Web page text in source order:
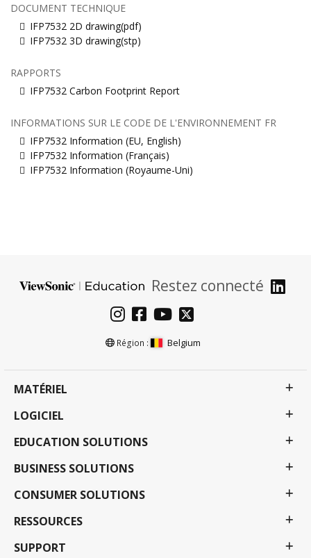
DOCUMENT TECHNIQUE
IFP7532 2D drawing(pdf)
IFP7532 3D drawing(stp)
RAPPORTS
IFP7532 Carbon Footprint Report
INFORMATIONS SUR LE CODE DE L'ENVIRONNEMENT FR
IFP7532 Information (EU, English)
IFP7532 Information (Français)
IFP7532 Information (Royaume-Uni)
Restez connecté
Région : Belgium
MATÉRIEL
LOGICIEL
EDUCATION SOLUTIONS
BUSINESS SOLUTIONS
CONSUMER SOLUTIONS
RESSOURCES
SUPPORT